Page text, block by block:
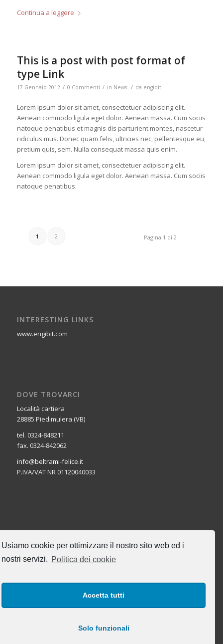
Usiamo cookie per ottimizzare il nostro sito web ed i
nostri servizi. Politica dei cookie
Accetta tutti
Solo funzionali
Continua a leggere
This is a post with post format of
type Link
17 Gennaio 2012 / 0 Commenti / in News / da engibit
Lorem ipsum dolor sit amet, consectetuer adipiscing elit.
Aenean commodo ligula eget dolor. Aenean massa. Cum sociis
natoque penatibus et magnis dis parturient montes, nascetur
ridiculus mus. Donec quam felis, ultricies nec, pellentesque eu,
pretium quis, sem. Nulla consequat massa quis enim.
Lorem ipsum dolor sit amet, consectetuer adipiscing elit.
Aenean commodo ligula eget dolor. Aenean massa. Cum sociis
natoque penatibus.
Pagina 1 di 2
1 2
INTERESTING LINKS
www.engibit.com
DOVE TROVARCI
Località cartiera
28885 Piedimulera (VB)
tel. 0324-848211
fax. 0324-842062
info@beltrami-felice.it
P.IVA/VAT NR 01120040033
CERCA NEL SITO